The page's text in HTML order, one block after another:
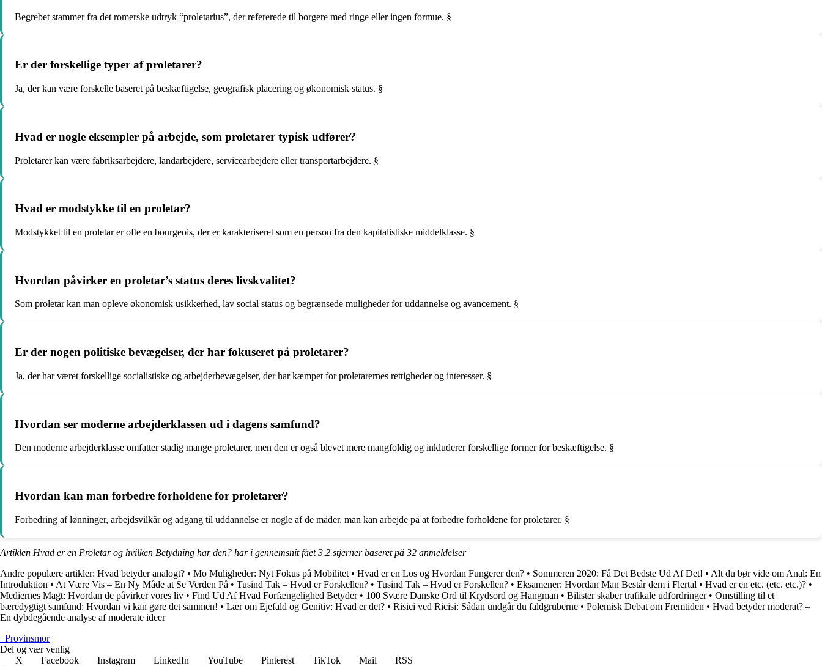
Begrebet stammer fra det romerske udtryk “proletarius”, der refererede til borgere med ringe eller ingen formue. §
Er der forskellige typer af proletarer?
Ja, der kan være forskelle baseret på beskæftigelse, geografisk placering og økonomisk status. §
Hvad er nogle eksempler på arbejde, som proletarer typisk udfører?
Proletarer kan være fabriksarbejdere, landarbejdere, servicearbejdere eller transportarbejdere. §
Hvad er modstykke til en proletar?
Modstykket til en proletar er ofte en bourgeois, der er karakteriseret som en person fra den kapitalistiske middelklasse. §
Hvordan påvirker en proletar’s status deres livskvalitet?
Som proletar kan man opleve økonomisk usikkerhed, lav social status og begrænsede muligheder for uddannelse og avancement. §
Er der nogen politiske bevægelser, der har fokuseret på proletarer?
Ja, der har været forskellige socialistiske og arbejderbevægelser, der har kæmpet for proletarernes rettigheder og interesser. §
Hvordan ser moderne arbejderklassen ud i dagens samfund?
Den moderne arbejderklasse omfatter stadig mange proletarer, men den er også blevet mere mangfoldig og inkluderer forskellige former for beskæftigelse. §
Hvordan kan man forbedre forholdene for proletarer?
Forbedring af lønninger, arbejdsvilkår og adgang til uddannelse er nogle af de måder, man kan arbejde på at forbedre forholdene for proletarer. §
Artiklen Hvad er en Proletar og hvilken Betydning har den? har i gennemsnit fået3.2 stjerner baseret på 32 anmeldelser
Andre populære artikler: Hvad betyder analogt? • Mo Muligheder: Nyt Fokus på Mobilitet • Hvad er en Los og Hvordan Fungerer den? • Sommeren 2020: Få Det Bedste Ud Af Det! • Alt du bør vide om Anal: En
Introduktion • At Være Vis – En Ny Måde at Se Verden På • Tusind Tak – Hvad er Forskellen? • Tusind Tak – Hvad er Forskellen? • Eksamener: Hvordan Man Består dem i Flertal • Hvad er en etc. (etc. etc.)? •
Mediernes Magt: Hvordan de påvirker vores liv • Find Ud Af Hvad Forfængelighed Betyder• 100 Svære Danske Ord til Krydsord og Hangman • Bilister skaber trafikale udfordringer• Omstilling til et
bæredygtigt samfund: Hvordan vi kan gøre det sammen! • Lær om Ejefald og Genitiv: Hvad er det? • Risici ved Ricisi: Sådan undgår du faldgruberne • Polemisk Debat om Fremtiden • Hvad betyder moderat? –
En dybdegående analyse af moderate ideer
Provinsmor
Del og vær venlig
X
Facebook Instagram LinkedIn YouTube Pinterest TikTok Mail
RSS